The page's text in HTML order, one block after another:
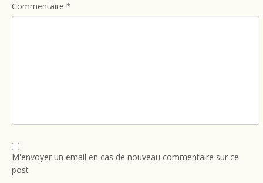
Commentaire *
M'envoyer un email en cas de nouveau commentaire sur ce
post